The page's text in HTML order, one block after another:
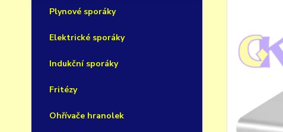
Plynové sporáky
Elektrické sporáky
Indukční sporáky
Fritézy
Ohřívače hranolek